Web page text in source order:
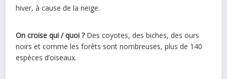
hiver, à cause de la neige.
On croise qui / quoi ?Des coyotes, des biches, des ours
noirs et comme les forêts sont nombreuses, plus de 140
espèces d’oiseaux.